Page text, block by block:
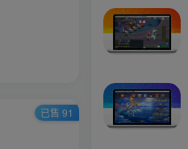
已售 91